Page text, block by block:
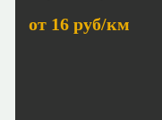
от 16 руб/км